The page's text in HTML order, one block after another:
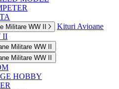
Militare WW II
Kituri Avioane
II
Militare WW II
Militare WW II
HOBBY